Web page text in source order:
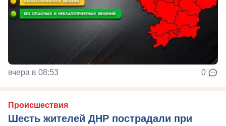
вчера в 08:53 0
Происшествия
Шесть жителей ДНР пострадали при